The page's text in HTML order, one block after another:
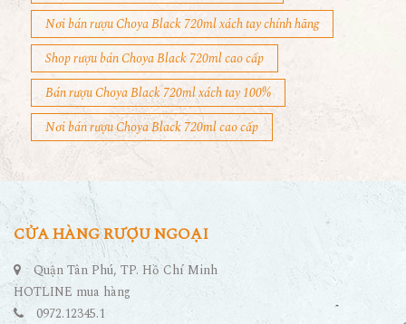
Nơi bán rượu Choya Black 720ml xách tay chính hãng
Shop rượu bán Choya Black 720ml cao cấp
Bán rượu Choya Black 720ml xách tay 100%
Nơi bán rượu Choya Black 720ml cao cấp
CỬA HÀNG RƯỢU NGOẠI
Quận Tân Phú, TP. Hồ Chí Minh
HOTLINE mua hàng
0972.12345.1